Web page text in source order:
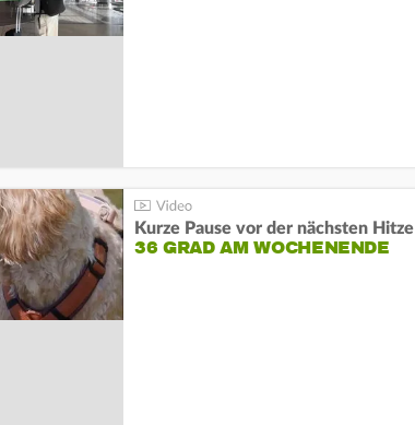
Kurze Pause vor der nächsten Hitze
36 GRAD AM WOCHENENDE